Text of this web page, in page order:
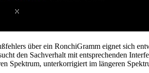
über ein RonchiGramm eignet sich
den Sachverhalt mit entsprechenden
Spektrum, unterkorrigiert im längeren